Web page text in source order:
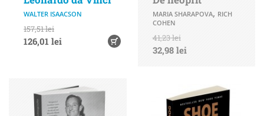
WALTER ISAACSON
157,51 lei
126,01 lei
MARIA SHARAPOVA, RICH
COHEN
41,23 lei
32,98 lei